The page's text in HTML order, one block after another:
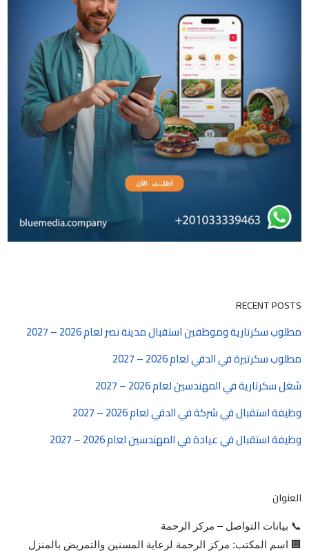
RECENT POSTS
مطلوب سكرتارية وموظفين استقبال مدينة نصر لعام 2026 – 2027
مطلوب سكرتيرة في الدقي لعام 2026 – 2027
شغل سكرتارية في المهندسين لعام 2026 – 2027
وظيفة استقبال في شركة في الدقي لعام 2026 – 2027
وظيفة استقبال في عيادة في المهندسين لعام 2026 – 2027
العنوان
📞 بيانات التواصل – مركز الرحمة
🏢 اسم المكتب: مركز الرحمة لرعاية المسنين والتمريض بالمنزل